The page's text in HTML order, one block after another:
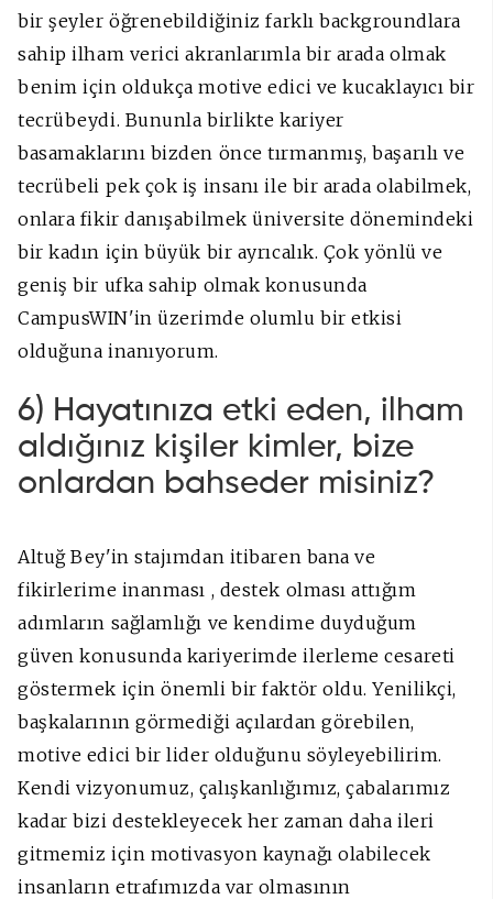
bir şeyler öğrenebildiğiniz farklı backgroundlara
sahip ilham verici akranlarımla bir arada olmak
benim için oldukça motive edici ve kucaklayıcı bir
tecrübeydi. Bununla birlikte kariyer
basamaklarını bizden önce tırmanmış, başarılı ve
tecrübeli pek çok iş insanı ile bir arada olabilmek,
onlara fikir danışabilmek üniversite dönemindeki
bir kadın için büyük bir ayrıcalık. Çok yönlü ve
geniş bir ufka sahip olmak konusunda
CampusWIN'in üzerimde olumlu bir etkisi
olduğuna inanıyorum.
6) Hayatınıza etki eden, ilham
aldığınız kişiler kimler, bize
onlardan bahseder misiniz?
Altuğ Bey'in stajımdan itibaren bana ve
fikirlerime inanması , destek olması attığım
adımların sağlamlığı ve kendime duyduğum
güven konusunda kariyerimde ilerleme cesareti
göstermek için önemli bir faktör oldu. Yenilikçi,
başkalarının görmediği açılardan görebilen,
motive edici bir lider olduğunu söyleyebilirim.
Kendi vizyonumuz, çalışkanlığımız, çabalarımız
kadar bizi destekleyecek her zaman daha ileri
gitmemiz için motivasyon kaynağı olabilecek
insanların etrafımızda var olmasının